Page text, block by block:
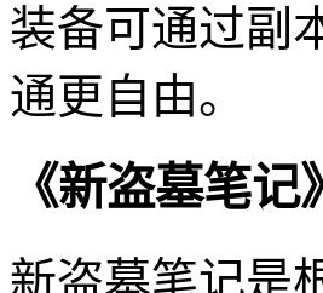
装备可通过副
通更自由。
《新盗墓笔
新盗墓笔记是